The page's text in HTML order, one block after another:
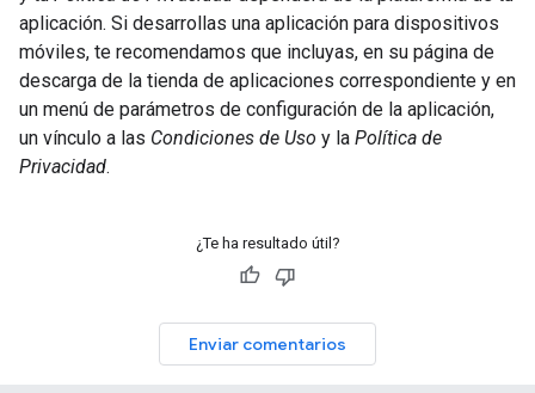
aplicación. Si desarrollas una aplicación para dispositivos
móviles, te recomendamos que incluyas, en su página de
descarga de la tienda de aplicaciones correspondiente y en
un menú de parámetros de configuración de la aplicación,
un vínculo a las Condiciones de Uso y la Política de
Privacidad.
¿Te ha resultado útil?
Enviar comentarios